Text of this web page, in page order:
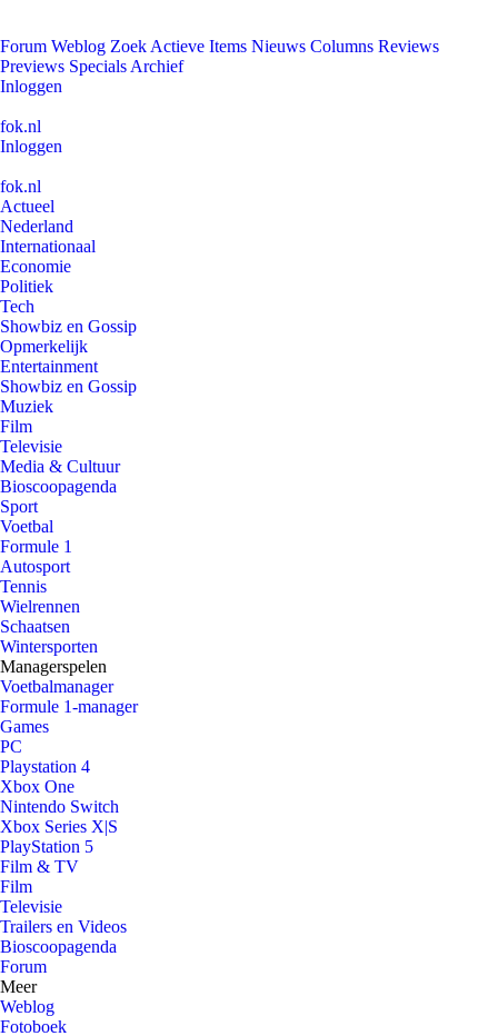
Forum Weblog Zoek Actieve Items Nieuws Columns Reviews
Previews Specials Archief
Inloggen
fok.nl
Inloggen
fok.nl
Actueel
Nederland
Internationaal
Economie
Politiek
Tech
Showbiz en Gossip
Opmerkelijk
Entertainment
Showbiz en Gossip
Muziek
Film
Televisie
Media & Cultuur
Bioscoopagenda
Sport
Voetbal
Formule 1
Autosport
Tennis
Wielrennen
Schaatsen
Wintersporten
Managerspelen
Voetbalmanager
Formule 1-manager
Games
PC
Playstation 4
Xbox One
Nintendo Switch
Xbox Series X|S
PlayStation 5
Film & TV
Film
Televisie
Trailers en Videos
Bioscoopagenda
Forum
Meer
Weblog
Fotoboek